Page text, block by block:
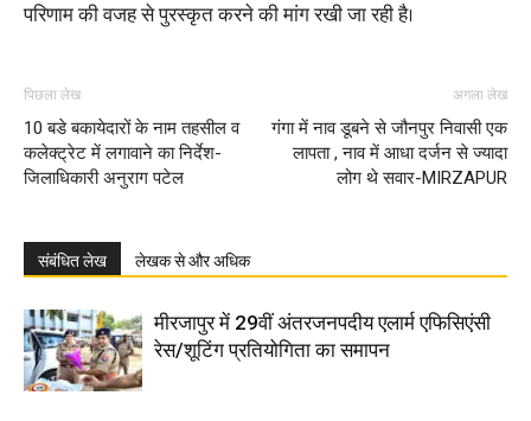
परिणाम की वजह से पुरस्कृत करने की मांग रखी जा रही है।
पिछला लेख
10 बडे बकायेदारों के नाम तहसील व
कलेक्ट्रेट में लगावाने का निर्देश-
जिलाधिकारी अनुराग पटेल
अगला लेख
गंगा में नाव डूबने से जौनपुर निवासी एक
लापता , नाव में आधा दर्जन से ज्यादा
लोग थे सवार-MIRZAPUR
संबंधित लेख लेखक से और अधिक
मीरजापुर में 29वीं अंतरजनपदीय एलार्म एफिसिएंसी
रेस/शूटिंग प्रतियोगिता का समापन